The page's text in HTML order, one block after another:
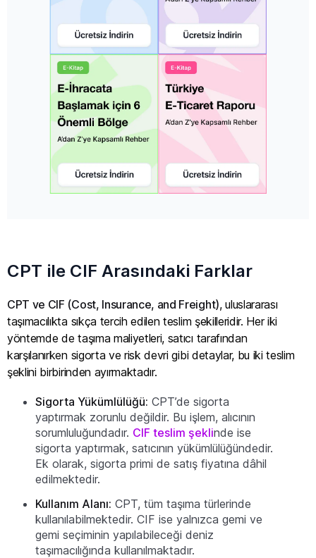
CPT ile CIF Arasındaki Farklar
CPT ve CIF (Cost, Insurance, and Freight), uluslararası
taşımacılıkta sıkça tercih edilen teslim şekilleridir. Her iki
yöntemde de taşıma maliyetleri, satıcı tarafından
karşılanırken sigorta ve risk devri gibi detaylar, bu iki teslim
şeklini birbirinden ayırmaktadır.
Sigorta Yükümlülüğü: CPT’de sigorta
yaptırmak zorunlu değildir. Bu işlem, alıcının
sorumluluğundadır. CIF teslim şeklinde ise
sigorta yaptırmak, satıcının yükümlülüğündedir.
Ek olarak, sigorta primi de satış fiyatına dâhil
edilmektedir.
Kullanım Alanı: CPT, tüm taşıma türlerinde
kullanılabilmektedir. CIF ise yalnızca gemi ve
gemi seçiminin yapılabileceği deniz
taşımacılığında kullanılmaktadır.